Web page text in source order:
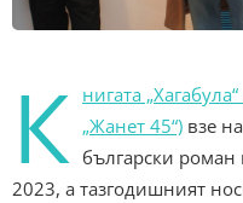
К нигата
„Жанет 45“) взе
български роман
2023, а тазгодишният